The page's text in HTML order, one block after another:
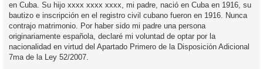
en Cuba. Su hijo xxxx xxxx xxxx, mi padre, nació en Cuba en 1916, su
bautizo e inscripción en el registro civil cubano fueron en 1916. Nunca
contrajo matrimonio. Por haber sido mi padre una persona
originariamente española, declaré mi voluntad de optar por la
nacionalidad en virtud del Apartado Primero de la Disposición Adicional
7ma de la Ley 52/2007.